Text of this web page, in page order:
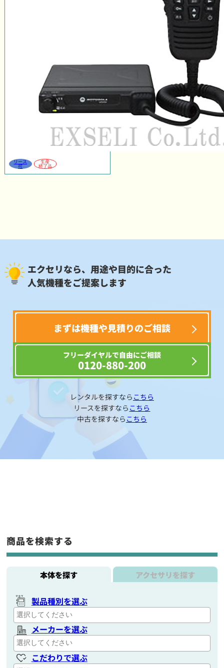
リース
可
生産
終了品
エクセリなら、用途や目的に合った
人気機種をご提案します
まずは機種や見積りのご相談
フリーダイヤルで自由にご相談
0120-880-200
レンタルを探すなら こちら
リースを探すなら こちら
中古を探すなら こちら
商品を検索する
本体を探す アクセサリを探す
製品種別を選ぶ
メーカーを選ぶ
こだわりで選ぶ